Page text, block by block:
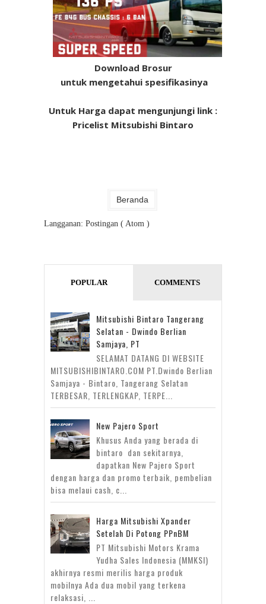
Download Brosur
untuk mengetahui spesifikasinya
Untuk Harga dapat mengunjungi link :
Pricelist Mitsubishi Bintaro
Beranda
Langganan: Postingan ( Atom )
POPULAR COMMENTS
Mitsubishi Bintaro Tangerang
Selatan - Dwindo Berlian
Samjaya, PT
SELAMAT DATANG DI WEBSITE
MITSUBISHIBINTARO.COM PT.Dwindo Berlian
Samjaya - Bintaro, Tangerang Selatan
TERBESAR, TERLENGKAP, TERPE...
New Pajero Sport
Khusus Anda yang berada di
bintaro dan sekitarnya,
dapatkan New Pajero Sport
dengan harga dan promo terbaik, pembelian
bisa melaui cash, c...
Harga Mitsubishi Xpander
Setelah Di Potong PPnBM
PT Mitsubishi Motors Krama
Yudha Sales Indonesia (MMKSI)
akhirnya resmi merilis harga produk
mobilnya Ada dua mobil yang terkena
relaksasi, ...